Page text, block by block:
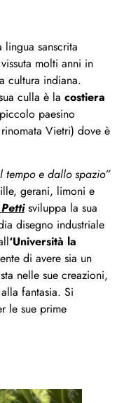
sanscrita
molti anni in
cultura indiana.
culla è la costiera
paesino
Vietri) dove è
tempo e dallo spazio”
gerani, limoni e
sviluppa la sua
disegno industriale
‘Università la
di avere sia un
nelle sue creazioni,
fantasia. Si
le sue prime